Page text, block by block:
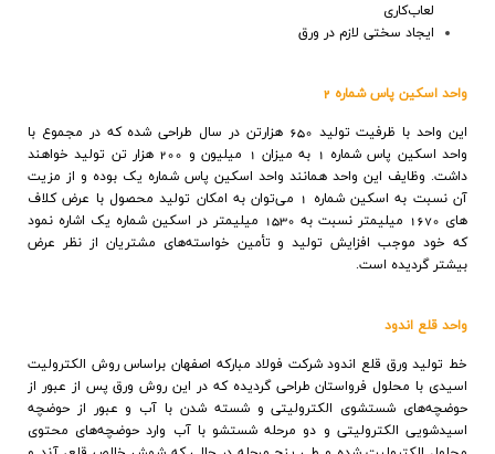
لعاب‌كاري
ايجاد سختي لازم در ورق
واحد اسكين پاس شماره 2
اين واحد با ظرفيت توليد 650 هزارتن در سال طراحي شده كه در مجموع با
واحد اسكين پاس شماره 1 به ميزان 1 میلیون و 200 هزار تن توليد خواهند
داشت. وظایف اين واحد همانند واحد اسكين پاس شماره يک بوده و از مزيت
آن نسبت به اسكين شماره 1 مي‌توان به امكان توليد محصول با عرض كلاف
هاي 1670 ميليمتر نسبت به 1530 ميليمتر در اسكين شماره يک اشاره نمود
كه خود موجب افزايش توليد و تأمين خواسته‌هاي مشتريان از نظر عرض
بيشتر گرديده است.
واحد قلع اندود
خط توليد ورق قلع اندود شركت فولاد مباركه اصفهان براساس روش الكتروليت
اسيدي با محلول فرواستان طراحي گرديده كه در اين روش ورق پس از عبور از
حوضچه‌هاي شستشوي الكتروليتي و شسته شدن با آب و عبور از حوضچه
اسيدشويي الكتروليتي و دو مرحله شستشو با آب وارد حوضچه‌هاي محتوي